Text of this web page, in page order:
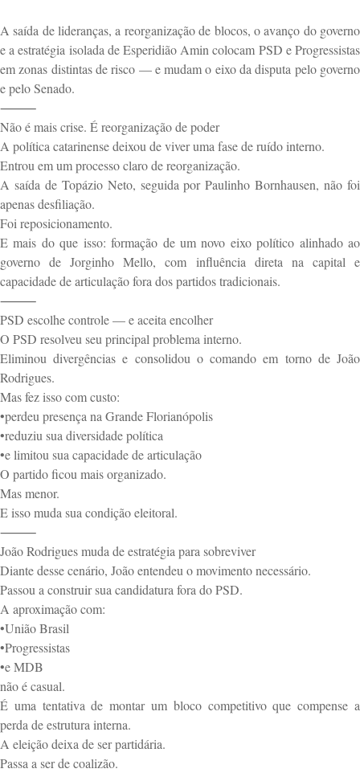
A saída de lideranças, a reorganização de blocos, o avanço do governo
e a estratégia isolada de Esperidião Amin colocam PSD e Progressistas
em zonas distintas de risco — e mudam o eixo da disputa pelo governo
e pelo Senado.
⸻
Não é mais crise. É reorganização de poder
A política catarinense deixou de viver uma fase de ruído interno.
Entrou em um processo claro de reorganização.
A saída de Topázio Neto, seguida por Paulinho Bornhausen, não foi
apenas desfiliação.
Foi reposicionamento.
E mais do que isso: formação de um novo eixo político alinhado ao
governo de Jorginho Mello, com influência direta na capital e
capacidade de articulação fora dos partidos tradicionais.
⸻
PSD escolhe controle — e aceita encolher
O PSD resolveu seu principal problema interno.
Eliminou divergências e consolidou o comando em torno de João
Rodrigues.
Mas fez isso com custo:
•perdeu presença na Grande Florianópolis
•reduziu sua diversidade política
•e limitou sua capacidade de articulação
O partido ficou mais organizado.
Mas menor.
E isso muda sua condição eleitoral.
⸻
João Rodrigues muda de estratégia para sobreviver
Diante desse cenário, João entendeu o movimento necessário.
Passou a construir sua candidatura fora do PSD.
A aproximação com:
•União Brasil
•Progressistas
•e MDB
não é casual.
É uma tentativa de montar um bloco competitivo que compense a
perda de estrutura interna.
A eleição deixa de ser partidária.
Passa a ser de coalizão.